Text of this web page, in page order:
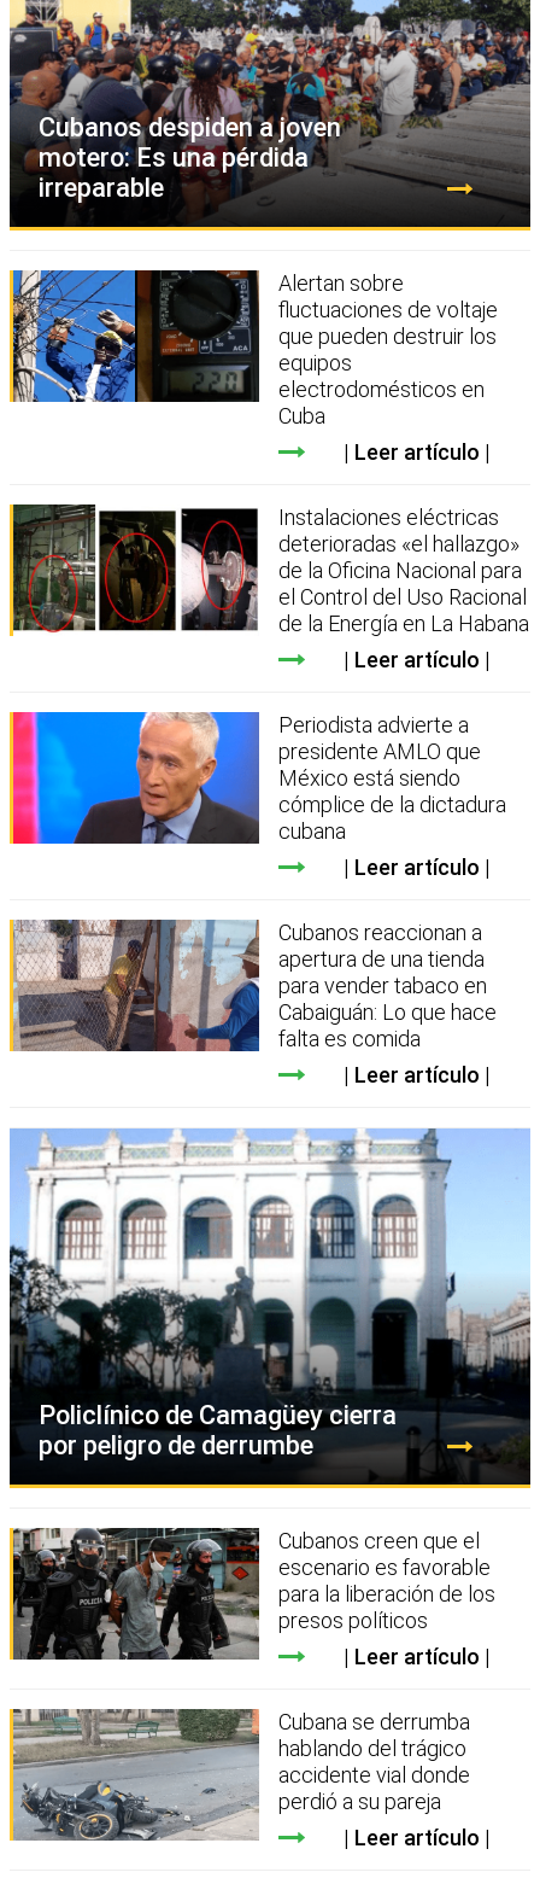
Cubanos despiden a joven
motero: Es una pérdida
irreparable
Alertan sobre
fluctuaciones de voltaje
que pueden destruir los
equipos
electrodomésticos en
Cuba
Leer artículo
Instalaciones eléctricas
deterioradas «el hallazgo»
de la Oficina Nacional para
el Control del Uso Racional
de la Energía en La Habana
Leer artículo
Periodista advierte a
presidente AMLO que
México está siendo
cómplice de la dictadura
cubana
Leer artículo
Cubanos reaccionan a
apertura de una tienda
para vender tabaco en
Cabaiguán: Lo que hace
falta es comida
Leer artículo
Policlínico de Camagüey cierra
por peligro de derrumbe
Cubanos creen que el
escenario es favorable
para la liberación de los
presos políticos
Leer artículo
Cubana se derrumba
hablando del trágico
accidente vial donde
perdió a su pareja
Leer artículo